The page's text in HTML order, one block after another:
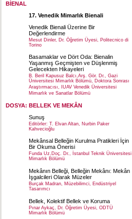
BİENAL
17. Venedik Mimarlık Bienali
Venedik Bienali Üzerine Bir
Değerlendirme
Mesut Dinler, Dr. Öğretim Üyesi, Politecnico di
Torino
Basamaklar ve Dört Oda: Bienalin
Yaşanmış Geçmişten ve Düşlenmiş
Gelecekten Hikayeleri
B. Beril Kapusuz Balcı,Arş. Gör. Dr., Gazi
Üniversitesi Mimarlık Bölümü, Doktora Sonrası
Araştırmacısı, IUAV Venedik Üniversitesi
Mimarlık ve Sanatlar Bölümü
DOSYA: BELLEK VE MEKÂN
Sunuş
Editörler: T. Elvan Altan, Nurbin Paker
Kahvecioğlu
Mekânsal Belleğin Kurulma Pratikleri İçin
Bir Okuma Önerisi
Funda Uz,Doç. Dr., İstanbul Teknik Üniversitesi
Mimarlık Bölümü
Mekânın Belleği, Belleğin Mekânı: Mekân
İşgalcileri Olarak Müzeler
Burçak Madran, Müzebilimci, Endüstriyel
Tasarımcı
Bellek, Kolektif Bellek ve Koruma
Pınar Aykaç, Dr. Öğretim Üyesi, ODTÜ
Mimarlık Bölümü